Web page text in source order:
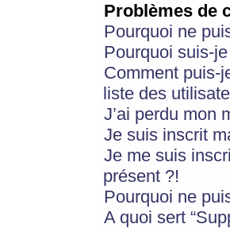
Problèmes de
Pourquoi ne
Pourquoi suis-
Comment puis-
liste des
J’ai perdu mon
Je suis inscrit
Je me suis
présent ?!
Pourquoi ne
A quoi sert